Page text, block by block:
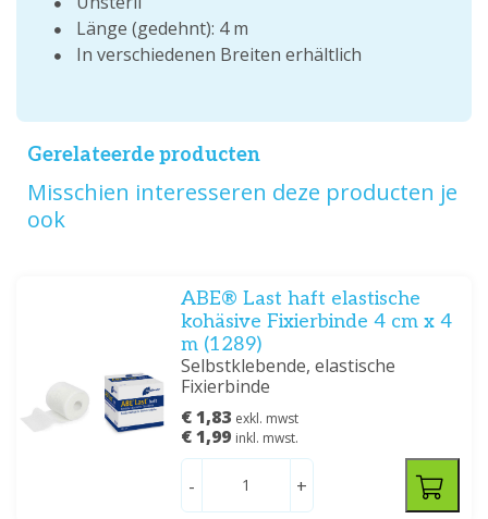
Länge (gedehnt): 4 m
In verschiedenen Breiten erhältlich
Gerelateerde producten
Misschien interesseren deze producten je
ook
ABE® Last haft elastische
kohäsive Fixierbinde 4 cm x 4
m (1289)
Selbstklebende, elastische
Fixierbinde
€ 1,83 exkl. mwst
€ 1,99 inkl. mwst.
- +